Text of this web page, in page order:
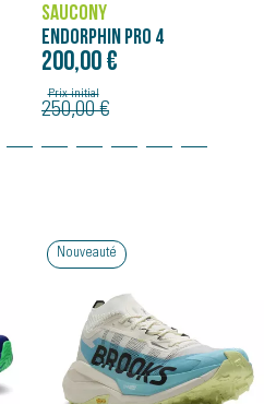
SAUCONY
ENDORPHIN PRO 4
200,00 €
Prix initial
250,00 €
Nouveauté